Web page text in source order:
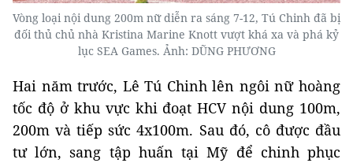
​Vòng loại nội dung 200m nữ diễn ra sáng 7-12, Tú Chinh đã bị
đối thủ chủ nhà Kristina Marine Knott vượt khá xa và phá kỷ
lục SEA Games. Ảnh: DŨNG PHƯƠNG
Hai năm trước, Lê Tú Chinh lên ngôi nữ hoàng
tốc độ ở khu vực khi đoạt HCV nội dung 100m,
200m và tiếp sức 4x100m. Sau đó, cô được đầu
tư lớn, sang tập huấn tại Mỹ để chinh phục